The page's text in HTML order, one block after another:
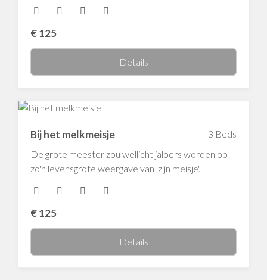
€125
Details
Bij het melkmeisje
3 Beds
De grote meester zou wellicht jaloers worden op
zo'n levensgrote weergave van 'zijn meisje'.
€125
Details